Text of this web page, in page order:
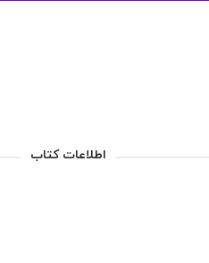
اطلاعات کتاب